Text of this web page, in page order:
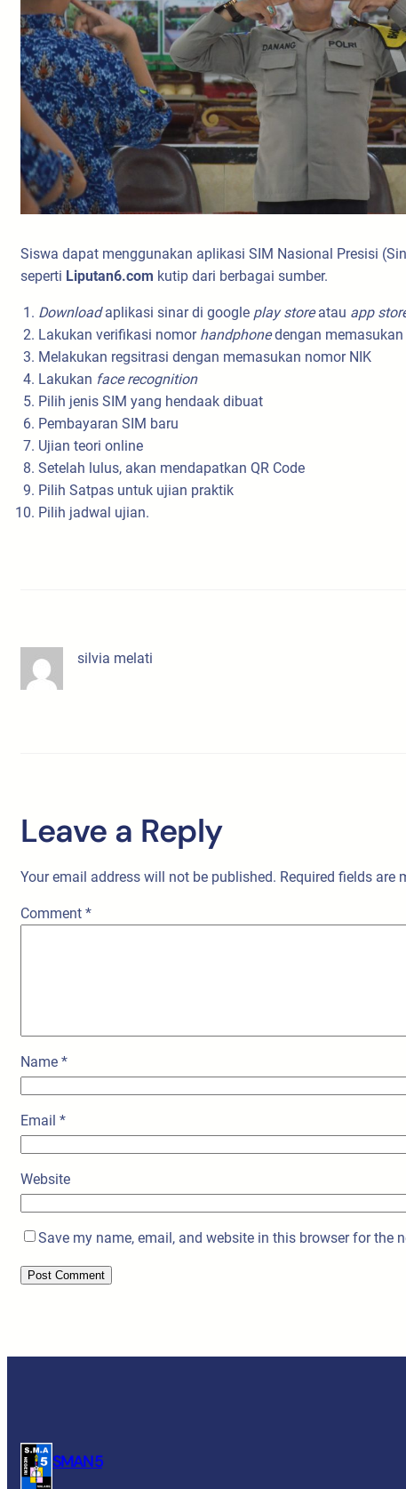
Siswa dapat menggunakan aplikasi SIM Nasional Presisi
seperti Liputan6.com kutip dari berbagai sumber.
Downloadaplikasi sinar di google play storeatau app
Lakukan verifikasi nomor handphonedengan memasukan
Melakukan regsitrasi dengan memasukan nomor NIK
Lakukan face recognition
Pilih jenis SIM yang hendaak dibuat
Pembayaran SIM baru
Ujian teori online
Setelah lulus, akan mendapatkan QR Code
Pilih Satpas untuk ujian praktik
Pilih jadwal ujian.
silvia melati
Leave a Reply
Your email address will not be published. Required fields are
Comment *
Name *
Email *
Website
Save my name, email, and website in this browser for the
SMAN 5